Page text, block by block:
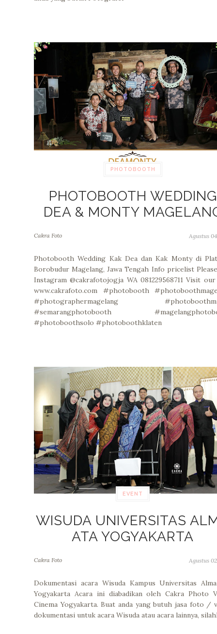
PHOTOBOOTH
PHOTOBOOTH WEDDING
DEA & MONTY
Cakra Foto Agustus
Photobooth Wedding Kak Dea dan Kak Monty di
Borobudur Magelang, Jawa Tengah Info pricelist
Instagram @cakrafotojogja WA 081229568711 Visit
www.cakrafoto.com #photobooth
#photographermagelang
#semarangphotobooth
#photoboothsolo #photoboothklaten
EVENT
WISUDA UNIVERSITAS
ATA YOGYAKARTA
Cakra Foto Agustus
Dokumentasi acara Wisuda Kampus Universitas
Yogyakarta Acara ini diabadikan oleh Cakra Photo
Cinema Yogyakarta. Buat anda yang butuh jasa foto /
dokumentasi untuk acara Wisuda atau acara lainnya,